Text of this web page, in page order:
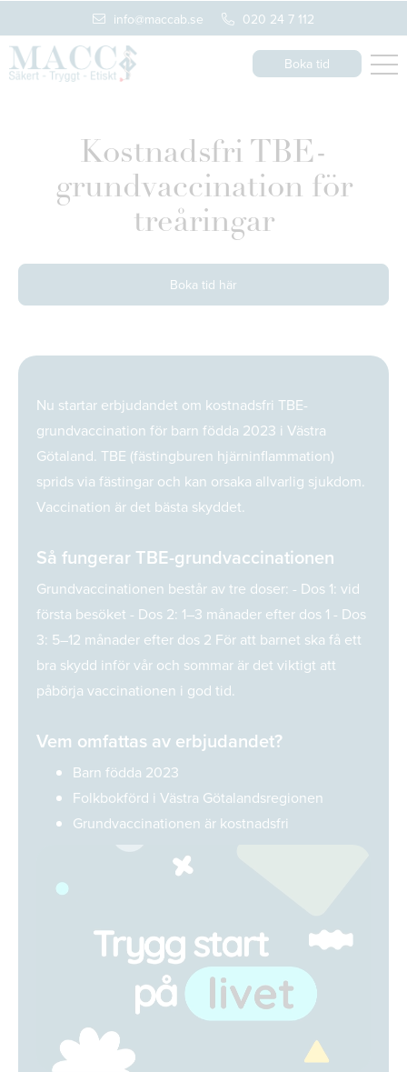
info@maccab.se 020 24 7 112
Boka tid
Kostnadsfri TBE-
grundvaccination för
treåringar
Boka tid här
Nu startar erbjudandet om kostnadsfri TBE-
grundvaccination för barn födda 2023 i Västra
Götaland. TBE (fästingburen hjärninflammation)
sprids via fästingar och kan orsaka allvarlig sjukdom.
Vaccination är det bästa skyddet.
Så fungerar TBE-grundvaccinationen
Grundvaccinationen består av tre doser: - Dos 1: vid
första besöket - Dos 2: 1–3 månader efter dos 1 - Dos
3: 5–12 månader efter dos 2 För att barnet ska få ett
bra skydd inför vår och sommar är det viktigt att
påbörja vaccinationen i god tid.
Vem omfattas av erbjudandet?
Barn födda 2023
Folkbokförd i Västra Götalandsregionen
Grundvaccinationen är kostnadsfri